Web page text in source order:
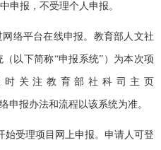
申报，不受理个人申报。
络平台在线申报。教育部人文社
（以下简称“申报系统” ）为本次项
关注教育部社科司主页
申报办法和流程以该系统为准。
始受理项目网上申报。申请人可登